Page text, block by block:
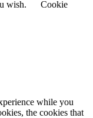
wish.
Cookie
while you
the cookies that